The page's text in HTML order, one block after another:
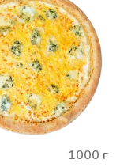
1000 г